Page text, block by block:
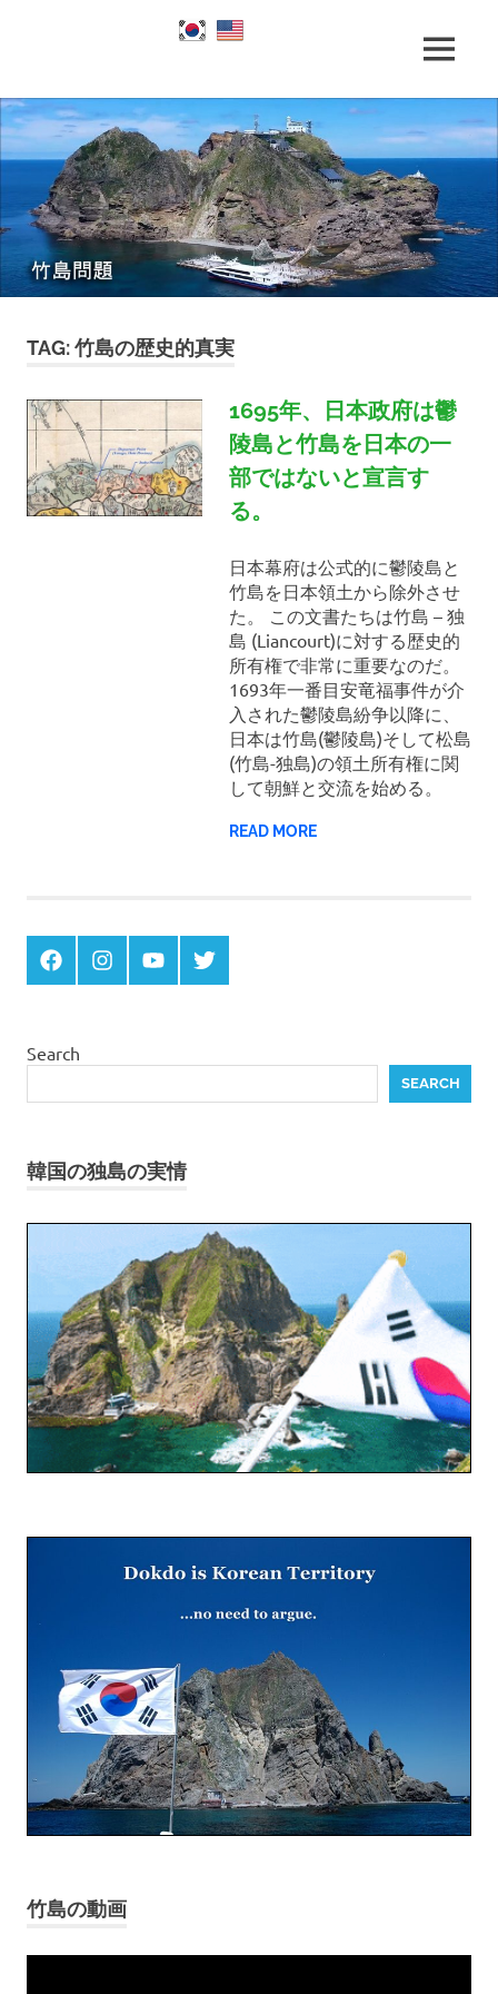
島
問
題
島
の
問
題
と
竹
の
歴
MENU
TAG:竹島の歴史的真実
1695年、日本政府は鬱
陵島と竹島を日本の一
部ではないと宣言す
る。
日本幕府は公式的に鬱陵島と
竹島を日本領土から除外させ
た。 この文書たちは竹島 – 独
島 (Liancourt)に対する歴史的
所有権で非常に重要なのだ。
1693年一番目安竜福事件が介
入された鬱陵島紛争以降に、
日本は竹島(鬱陵島)そして松島
(竹島-独島)の領土所有権に関
して朝鮮と交流を始める。
READ MORE
Menu
Item
Menu
Item
Menu
Item
Menu
Item
Search
SEARCH
韓国の独島の実情
竹島の動画